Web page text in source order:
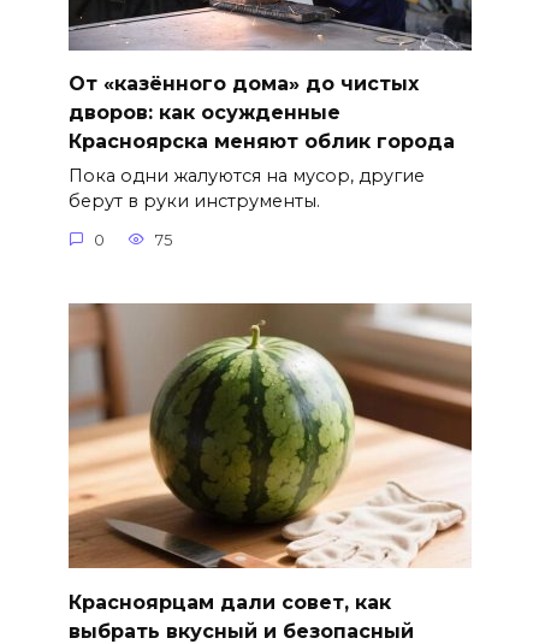
От «казённого дома» до чистых
дворов: как осужденные
Красноярска меняют облик города
Пока одни жалуются на мусор, другие
берут в руки инструменты.
0 75
Красноярцам дали совет, как
выбрать вкусный и безопасный